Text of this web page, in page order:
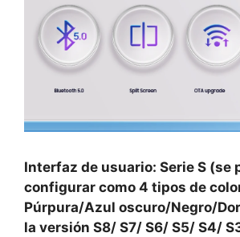
Interfaz de usuario: Serie S (se
configurar como 4 tipos de
Púrpura/Azul oscuro/Negro/
la versión S8/ S7/ S6/ S5/ S4/